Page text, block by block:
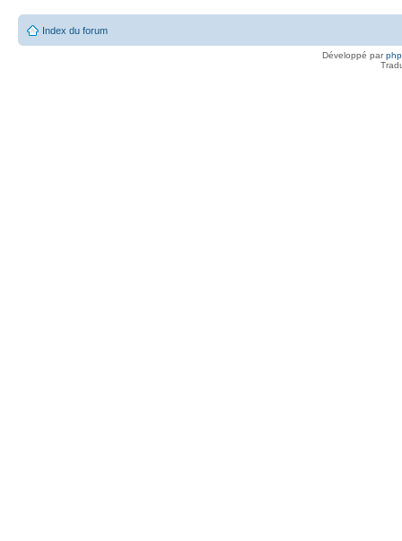
Index du forum
Développé par